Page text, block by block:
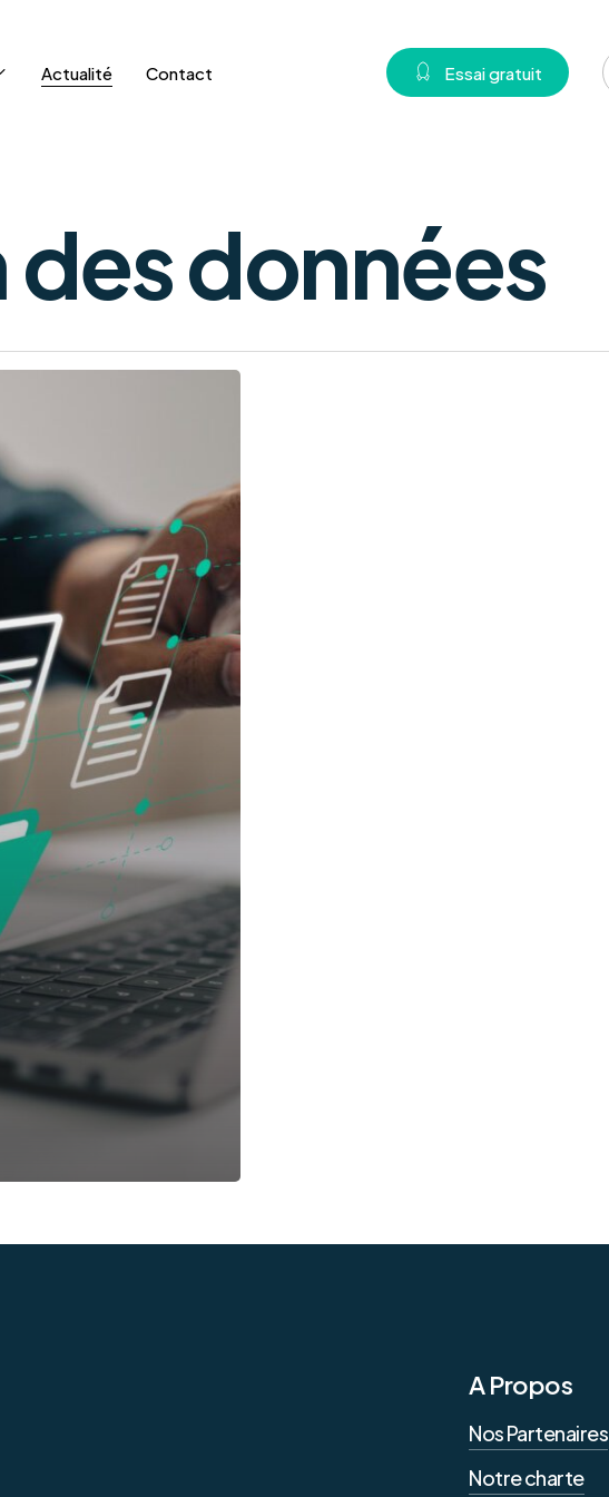
Actualité Contact Essaigratuit
données
A Propos
Nos Partenaires
Notre charte